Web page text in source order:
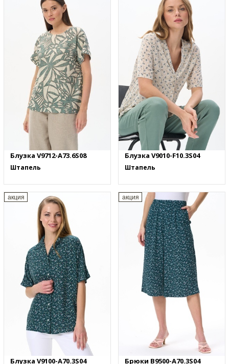
Блузка V9712-A73.6S08
Штапель
Блузка V9010-F10.3S04
Штапель
акция
Блузка V9100-A70.3S04
акция
Брюки B9500-A70.3S04